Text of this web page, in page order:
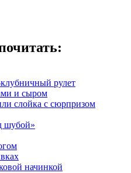
рулет
и сыром
слойка с сюрпризом
шубой»
начинкой